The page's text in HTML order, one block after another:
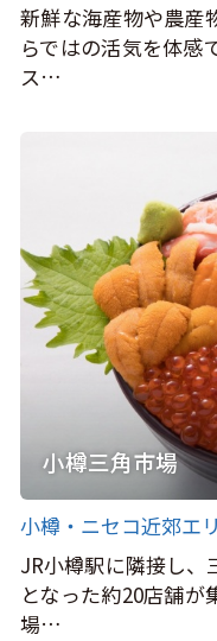
新鮮な海産物や農産
らではの活気を体感
ス…
小樽三角市場
小樽・ニセコ近郊エ
JR小樽駅に隣接し
となった約20店舗
場…